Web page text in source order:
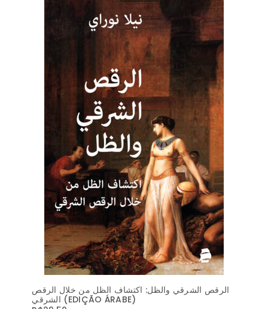
الرقص الشرقي والظل: اكتشاف الظل من خلال الرقص
الشرقي‬ (EDIÇÃO ÁRABE)